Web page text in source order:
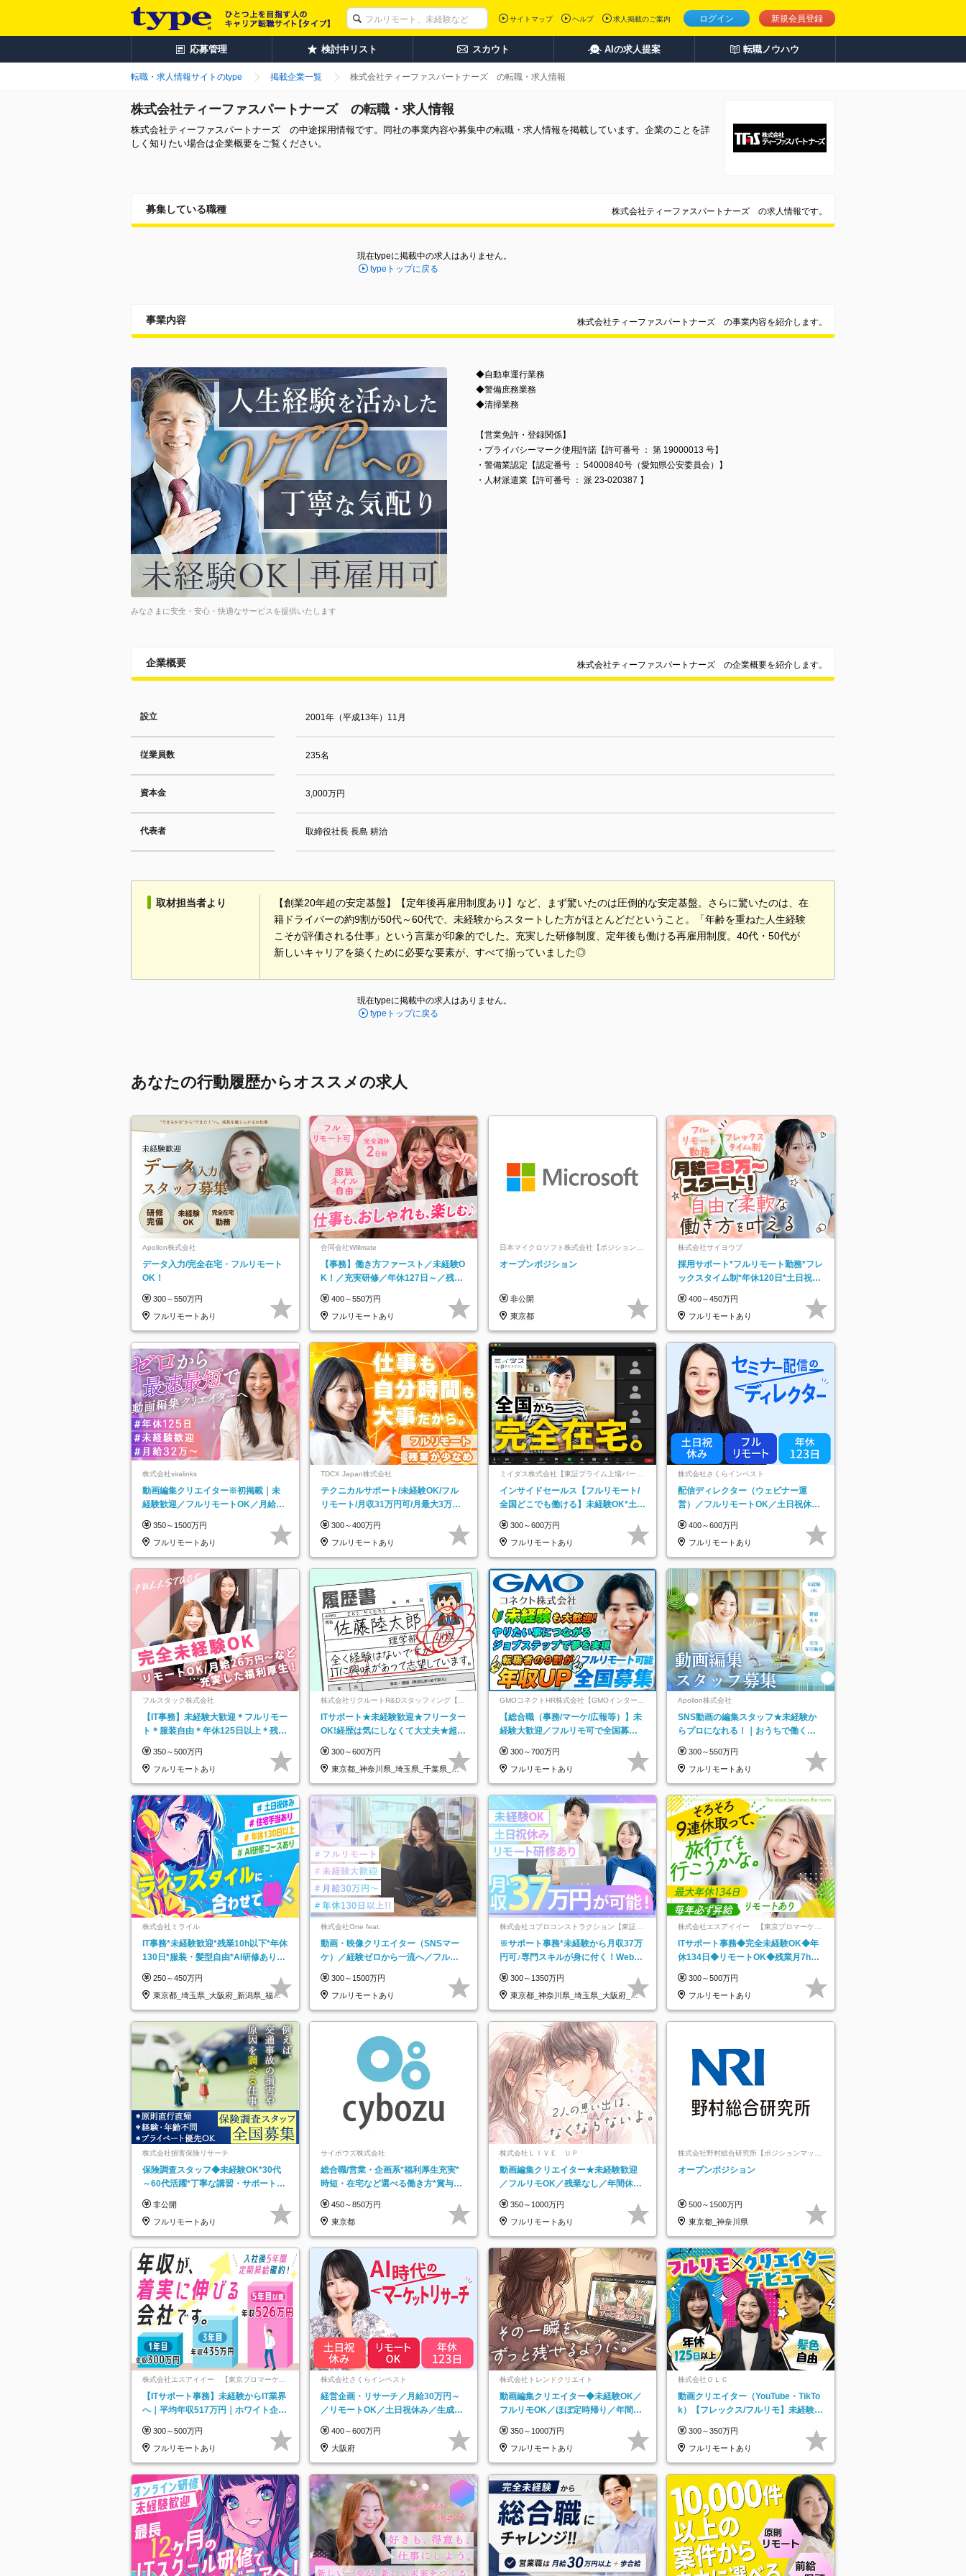
ログイン 新規会員登録
サイトマップ ヘルプ 求人掲載のご案内
応募管理 検討中リスト スカウト AIの求人提案 転職ノウハウ
転職・求人情報サイトのtype 掲載企業一覧 株式会社ティーファスパートナーズ の転職・求人情報
株式会社ティーファスパートナーズ の転職・求人情報
株式会社ティーファスパートナーズ の中途採用情報です。同社の事業内容や募集中の転職・求人情報を掲載しています。企業のことを詳
しく知りたい場合は企業概要をご覧ください。
募集している職種 株式会社ティーファスパートナーズ の求人情報です。
現在typeに掲載中の求人はありません。
typeトップに戻る
事業内容 株式会社ティーファスパートナーズ の事業内容を紹介します。
みなさまに安全・安心・快適なサービスを提供いたします
◆自動車運行業務
◆警備庶務業務
◆清掃業務
【営業免許・登録関係】
・プライバシーマーク使用許諾【許可番号 ： 第 19000013 号】
・警備業認定【認定番号 ： 54000840号（愛知県公安委員会）】
・人材派遣業【許可番号 ： 派 23-020387 】
企業概要 株式会社ティーファスパートナーズ の企業概要を紹介します。
設立 2001年（平成13年）11月
従業員数 235名
資本金 3,000万円
代表者 取締役社長 長島 耕治
取材担当者より
【創業20年超の安定基盤】【定年後再雇用制度あり】など、まず驚いたのは圧倒的な安定基盤。さらに驚いたのは、在
籍ドライバーの約9割が50代～60代で、未経験からスタートした方がほとんどだということ。「年齢を重ねた人生経験
こそが評価される仕事」という言葉が印象的でした。充実した研修制度、定年後も働ける再雇用制度。40代・50代が
新しいキャリアを築くために必要な要素が、すべて揃っていました◎
現在typeに掲載中の求人はありません。
typeトップに戻る
あなたの行動履歴からオススメの求人
Apollon株式会社
データ入力/完全在宅・フルリモート
OK！
300～550万円
フルリモートあり
合同会社Willmate
【事務】働き方ファースト／未経験O
K！／充実研修／年休127日～／残業
400～550万円
フルリモートあり
日本マイクロソフト株式会社【ポジションマ
ッチ登録】
オープンポジション
非公開
東京都
株式会社サイヨウブ
採用サポート*フルリモート勤務*フレ
ックスタイム制*年休120日*土日祝休
400～450万円
フルリモートあり
株式会社viralinks
動画編集クリエイター※初掲載｜未
経験歓迎／フルリモートOK／月給32
350～1500万円
フルリモートあり
TDCX Japan株式会社
テクニカルサポート/未経験OK/フル
リモート/月収31万円可/月最大3万の
300～400万円
フルリモートあり
ミイダス株式会社【東証プライム上場パーソ
インサイドセールス【フルリモート/
全国どこでも働ける】未経験OK*土日
300～600万円
フルリモートあり
株式会社さくらインベスト
配信ディレクター（ウェビナー運
営）／フルリモートOK／土日祝休み
400～600万円
フルリモートあり
フルスタック株式会社
【IT事務】未経験大歓迎＊フルリモー
ト＊服装自由＊年休125日以上＊残業
350～500万円
フルリモートあり
株式会社リクルートR&Dスタッフィング【リ
クルートグループ】
ITサポート★未経験歓迎★フリーター
OK!経歴は気にしなくて大丈夫★超大
300～600万円
東京都_神奈川県_埼玉県_千葉県_大
阪府…
GMOコネクトHR株式会社【GMOインターネ
ットグループ】
【総合職（事務/マーケ/広報等）】未
経験大歓迎／フルリモ可で全国募
★
300～700万円
フルリモートあり
Apollon株式会社
SNS動画の編集スタッフ★未経験か
らプロになれる！｜おうちで働くフ
300～550万円
フルリモートあり
株式会社ミライル
IT事務*未経験歓迎*残業10h以下*年休
130日*服装・髪型自由*AI研修あり*
250～450万円
東京都_埼玉県_大阪府_新潟県_福岡
県
株式会社One feat.
動画・映像クリエイター（SNSマー
ケ）／経験ゼロから一流へ／フルリ
日以上
300～1500万円
フルリモートあり
株式会社コプロコンストラクション【東証プ
ライム上場コプロ・ホールディングス子会
社】
※サポート事務*未経験から月収37万
円可♪専門スキルが身に付く！Web面
300～1350万円
東京都_神奈川県_埼玉県_大阪府_愛
知県…
株式会社エスアイイー 【東京プロマーケッ
ITサポート事務◆完全未経験OK◆年
休134日◆リモートOK◆残業月7h以
300～500万円
フルリモートあり
株式会社損害保険リサーチ
保険調査スタッフ◆未経験OK*30代
～60代活躍*丁寧な講習・サポートあ
託
非公開
フルリモートあり
サイボウズ株式会社
総合職/営業・企画系*福利厚生充実*
時短・在宅など選べる働き方*賞与年
450～850万円
東京都
株式会社ＬＩＶＥ ＵＰ
動画編集クリエイター★未経験歓迎
／フルリモOK／残業なし／年間休日
実で安心
350～1000万円
フルリモートあり
株式会社野村総合研究所【ポジションマッチ
オープンポジション
500～1500万円
東京都_神奈川県
株式会社エスアイイー 【東京プロマーケッ
ト上場】
【ITサポート事務】未経験からIT業界
へ｜平均年収517万円｜ホワイト企業
300～500万円
フルリモートあり
株式会社さくらインベスト
経営企画・リサーチ／月給30万円～
／リモートOK／土日祝休み／生成AI
400～600万円
大阪府
株式会社トレンドクリエイト
動画編集クリエイター◆未経験OK／
フルリモOK／ほぼ定時帰り／年間休
OK
350～1000万円
フルリモートあり
株式会社ＯＬＣ
動画クリエイター（YouTube・TikTo
k）【フレックス/フルリモ】未経験O
300～350万円
フルリモートあり